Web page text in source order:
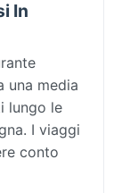
In
una media
lungo le
I viaggi
conto